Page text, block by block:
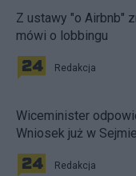
Z ustawy "o Airbnb"
mówi o lobbingu
Redakcja
Wiceminister
Wniosek już w Sejmie
Redakcja